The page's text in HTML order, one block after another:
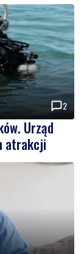
2
Urząd
atrakcji
i nawyki,